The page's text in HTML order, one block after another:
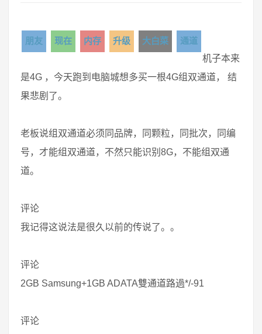
朋友 现在 内存 升级 大白菜
通道
机子本来
是4G ，今天跑到电脑城想多买一根4G组双通道， 结
果悲剧了。
老板说组双通道必须同品牌，同颗粒，同批次，同编
号，才能组双通道，不然只能识别8G，不能组双通
道。
评论
我记得这说法是很久以前的传说了。。
评论
2GB Samsung+1GB ADATA雙通道路過*/-91
评论